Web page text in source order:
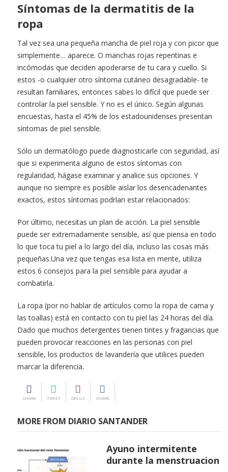
Síntomas de la dermatitis de la
ropa
Tal vez sea una pequeña mancha de piel roja y con picor que
simplemente… aparece. O manchas rojas repentinas e
incómodas que deciden apoderarse de tu cara y cuello. Si
estos -o cualquier otro síntoma cutáneo desagradable- te
resultan familiares, entonces sabes lo difícil que puede ser
controlar la piel sensible. Y no es el único. Según algunas
encuestas, hasta el 45% de los estadounidenses presentan
síntomas de piel sensible.
Sólo un dermatólogo puede diagnosticarle con seguridad, así
que si experimenta alguno de estos síntomas con
regularidad, hágase examinar y analice sus opciones. Y
aunque no siempre es posible aislar los desencadenantes
exactos, estos síntomas podrían estar relacionados:
Por último, necesitas un plan de acción. La piel sensible
puede ser extremadamente sensible, así que piensa en todo
lo que toca tu piel a lo largo del día, incluso las cosas más
pequeñas.Una vez que tengas esa lista en mente, utiliza
estos 6 consejos para la piel sensible para ayudar a
combatirla.
La ropa (por no hablar de artículos como la ropa de cama y
las toallas) está en contacto con tu piel las 24 horas del día.
Dado que muchos detergentes tienen tintes y fragancias que
pueden provocar reacciones en las personas con piel
sensible, los productos de lavandería que utilices pueden
marcar la diferencia.
SHARE TWEET GPLUS SHARE
MORE FROM DIARIO SANTANDER
Ayuno intermitente
durante la menstruacion